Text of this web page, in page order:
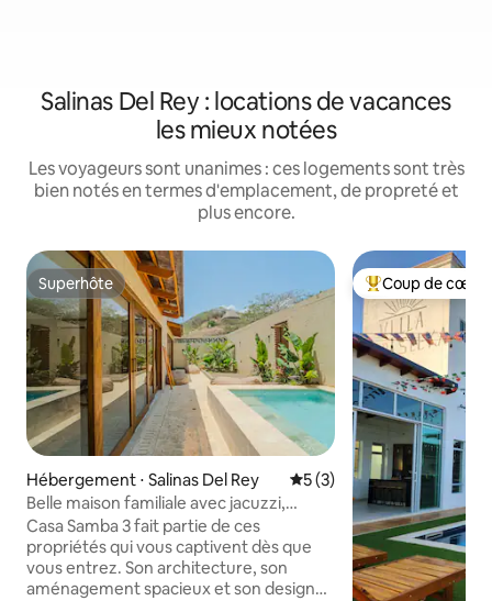
Salinas Del Rey : locations de vacances
les mieux notées
Les voyageurs sont unanimes : ces logements sont très
bien notés en termes d'emplacement, de propreté et
plus encore.
Superhôte
Superhôte
Hébergement ⋅ Salinas Del Rey Évaluation moyenne sur
5 (3)
Belle maison familiale avec jacuzzi,
terrasses, Wi-Fi
Casa Samba 3 fait partie de ces
propriétés qui vous captivent dès que
vous entrez. Son architecture, son
aménagement spacieux et son design
Coups de cœur
Coup de cœur